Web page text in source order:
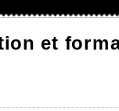
et